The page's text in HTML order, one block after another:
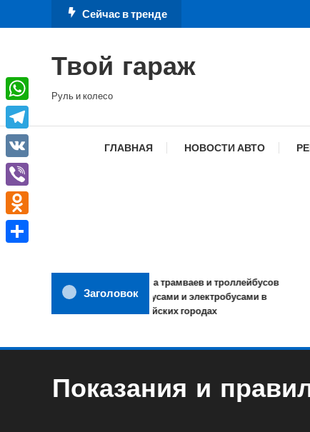
к
Сейчас в тренде
Твой гараж
Руль и колесо
ГЛАВНАЯ НОВОСТИ АВТО
Заголовок
Замена трамваев и троллейбусов
автобусами и электробусами в
российских городах
Показания и
WhatsApp
Telegram
VK
Viber
Odnoklassniki